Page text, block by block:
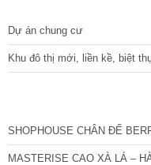
Dự án chung cư
Khu đô thị mới, liền kề, biệt
SHOPHOUSE CHÂN ĐẾ
MASTERISE CAO XÀ LÁ –